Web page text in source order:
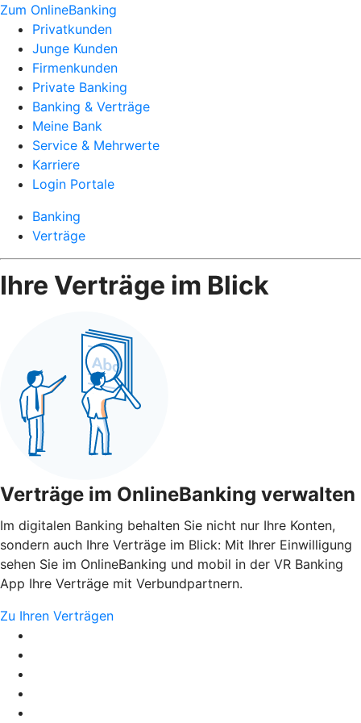
Zum OnlineBanking
Privatkunden
Junge Kunden
Firmenkunden
Private Banking
Banking & Verträge
Meine Bank
Service & Mehrwerte
Karriere
Login Portale
Banking
Verträge
Ihre Verträge im Blick
Verträge im OnlineBanking verwalten
Im digitalen Banking behalten Sie nicht nur Ihre Konten,
sondern auch Ihre Verträge im Blick: Mit Ihrer Einwilligung
sehen Sie im OnlineBanking und mobil in der VR Banking
App Ihre Verträge mit Verbundpartnern.
Zu Ihren Verträgen